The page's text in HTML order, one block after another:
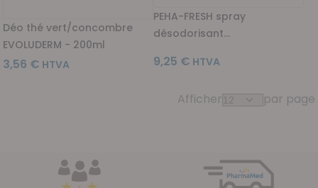
Déo thé vert/concombre
EVOLUDERM - 200ml
3,56 €
PEHA-FRESH spray
désodorisant
9,25 €
Afficher par page